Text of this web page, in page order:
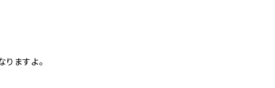
ますよ。